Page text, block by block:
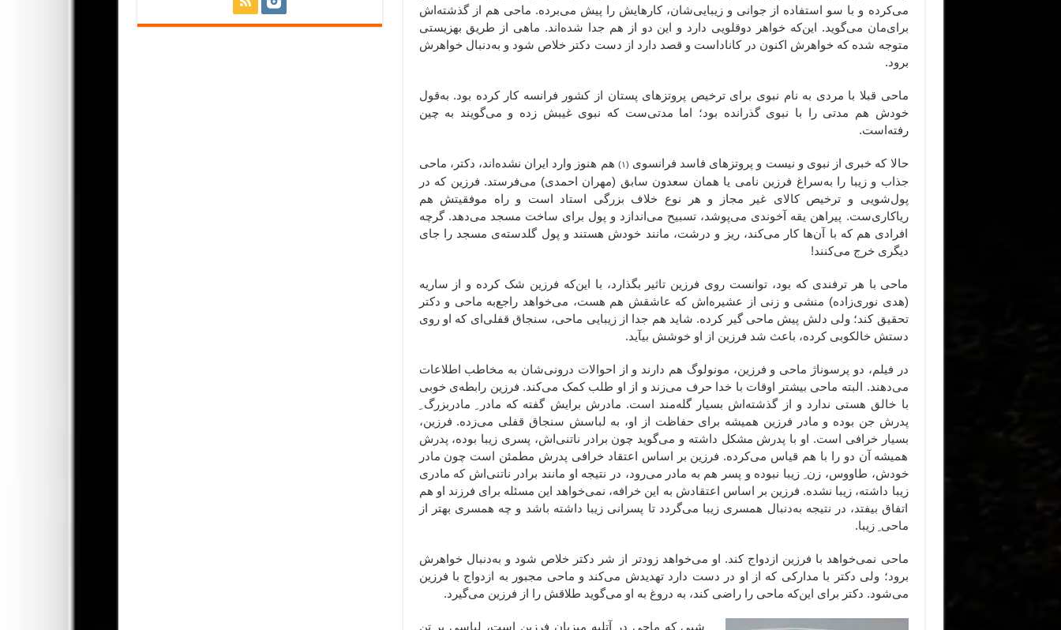
می‌کرده و با سو استفاده از جوانی و زیبایی‌شان،‌ کارهایش را پیش می‌برده. ماحی هم از گذشته‌اش
برای‌مان می‌گوید. این‌که خواهر دوقلویی دارد و این دو از هم جدا شده‌اند. ماهی از طریق بهزیستی
متوجه شده که خواهرش اکنون در کاناداست و قصد دارد از دست دکتر خلاص شود و به‌دنبال خواهرش
برود.
ماحی قبلا با مردی به نام نبوی برای ترخیص پروتزهای پستان از کشور فرانسه کار کرده بود. به‌قول
خودش هم مدتی را با نبوی گذرانده بود؛ اما مدتی‌ست که نبوی غیبش زده و می‌گویند به چین
رفته‌است.
حالا که خبری از نبوی و نیست و پروتزهای فاسد فرانسوی (۱)
هم هنوز وارد ایران نشده‌اند، دکتر، ماحی
جذاب و زیبا را به‌سراغ فرزین نامی یا همان سعدون سابق (مهران احمدی) می‌فرستد. فرزین که در
پول‌شویی و ترخیص کالای غیر مجاز و هر نوع خلاف بزرگی استاد است و راه موفقیتش هم
ریاکاری‌ست. پیراهن یقه آخوندی می‌پوشد، تسبیح می‌اندازد و پول برای ساخت مسجد می‌دهد. گرچه
افرادی هم که با آن‌ها کار می‌کند، ریز و درشت، مانند خودش هستند و پول گلدسته‌ی مسجد را جای
دیگری خرج می‌کنند!
ماحی با هر ترفندی که بود،‌ توانست روی فرزین تاثیر بگذارد،‌ با این‌که فرزین شک کرده و از ساریه
(هدی نوری‌زاده) منشی و زنی از عشیره‌اش که عاشقش هم هست، می‌خواهد راجع‌به ماحی و دکتر
تحقیق کند؛ ولی دلش پیش ماحی گیر کرده. شاید هم جدا از زیبایی ماحی، سنجاق قفلی‌ای که او روی
دستش خالکوبی کرده، باعث شد فرزین از او خوشش بیآید.
در فیلم، دو پرسوناژ ماحی و فرزین، مونولوگ‌ هم دارند و از احوالات درونی‌شان به مخاطب اطلاعات
می‌دهند. البته ماحی بیشتر اوقات با خدا حرف می‌زند و از او طلب کمک می‌کند. فرزین رابطه‌ی خوبی
با خالق هستی ندارد و از گذشته‌اش بسیار گله‌مند است. مادرش برایش گفته که مادر ِ مادربزرگ ِ
پدرش جن بوده و مادر فرزین همیشه برای حفاظت از او، به لباسش سنجاق قفلی می‌زده. فرزین،
بسیار خرافی است. او با پدرش مشکل داشته و می‌گوید چون برادر ناتنی‌اش، پسری زیبا بوده،‌ پدرش
همیشه آن دو را با هم قیاس می‌کرده. فرزین بر اساس اعتقاد خرافی پدرش مطمئن است چون مادر
خودش، طاووس، زن ِ زیبا نبوده و پسر هم به مادر می‌رود، در نتیجه او مانند برادر ناتنی‌اش که مادری
زیبا داشته، زیبا نشده. فرزین بر اساس اعتقادش به این خرافه، نمی‌خواهد این مسئله برای فرزند او هم
اتفاق بیفتد،‌ در نتیجه به‌دنبال همسری زیبا می‌گردد تا پسرانی زیبا داشته باشد و چه همسری بهتر از
ماحی ِ زیبا.
ماحی نمی‌خواهد با فرزین ازدواج کند. او می‌خواهد زودتر از شر دکتر خلاص شود و به‌دنبال خواهرش
برود؛ ولی دکتر با مدارکی که از او در دست دارد تهدیدش می‌کند و ماحی مجبور به ازدواج با فرزین
می‌شود. دکتر برای این‌که ماحی را راضی کند، به دروغ به او می‌گوید طلاقش را از فرزین می‌گیرد.
شبی که ماحی در آتلیه میزبان فرزین است،‌ لباسی بر تن